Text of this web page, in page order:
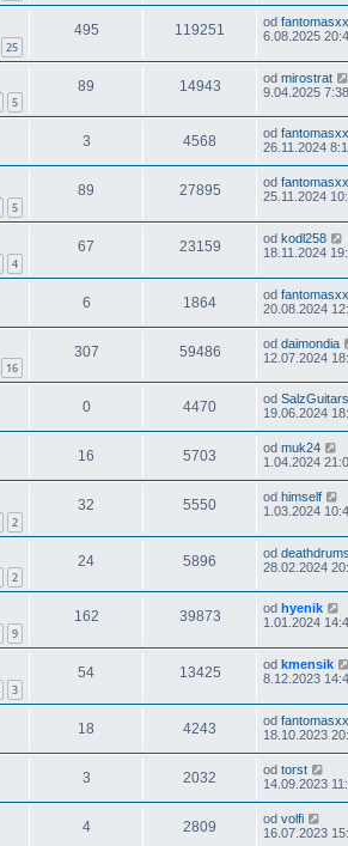
25
495 119251 od
6.08.2025
5
89 14943 od mirostrat
9.04.2025 7:38
3 4568 od
26.11.2024
5
89 27895 od
25.11.2024
4
67 23159 od kodl258
18.11.2024
6 1864 od
20.08.2024
16
307 59486 od daimondia
12.07.2024
0 4470 od SalzGuitars
19.06.2024
16 5703 od muk24
1.04.2024
2
32 5550 od himself
1.03.2024
2
24 5896 od deathdrums
28.02.2024
9
162 39873 od hyenik
1.01.2024
3
54 13425 od kmensik
8.12.2023
18 4243 od
18.10.2023
3 2032 od torst
14.09.2023
4 2809 od volfi
16.07.2023